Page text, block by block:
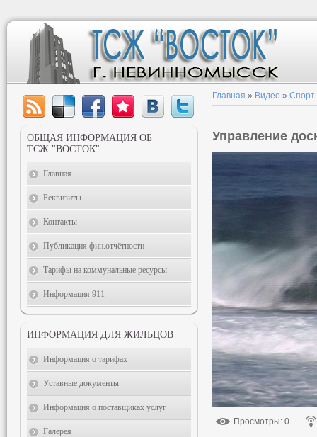
Главная » Видео » Спорт
Управление
Просмотры: 0
ОБЩАЯ ИНФОРМАЦИЯ ОБ
ТСЖ "ВОСТОК"
Главная
Реквизиты
Контакты
Публикация фин.отчётности
Тарифы на коммунальные ресурсы
Информация 911
ИНФОРМАЦИЯ ДЛЯ ЖИЛЬЦОВ
Информация о тарифах
Уставные документы
Информация о поставщиках услуг
Галерея